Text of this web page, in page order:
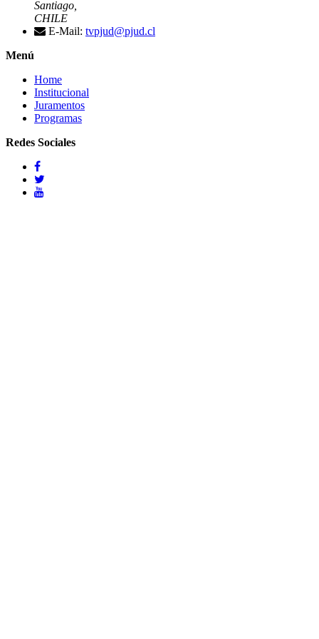
Santiago,
CHILE
E-Mail: tvpjud@pjud.cl
Menú
Home
Institucional
Juramentos
Programas
Redes Sociales